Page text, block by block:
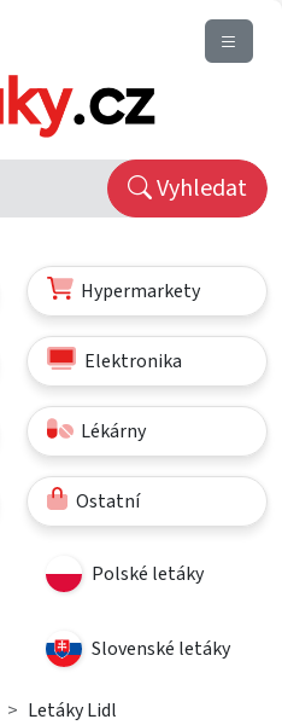
Vyhledat
Hypermarkety
Elektronika
Lékárny
Ostatní
Polské letáky
Slovenské letáky
Letáky Lidl